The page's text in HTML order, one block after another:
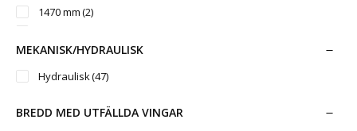
1470 mm(2)
MEKANISK/HYDRAULISK
Hydraulisk(47)
BREDD MED UTFÄLLDA VINGAR